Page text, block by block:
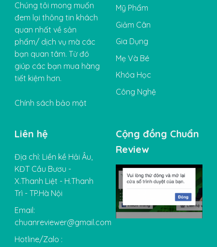
Chúng tôi mong muốn
đem lại thông tin khách
quan nhất về sản
phẩm/ dịch vụ mà các
bạn quan tâm. Từ đó
giúp các bạn mua hàng
tiết kiệm hơn.
Chính sách bảo mật
Mỹ Phẩm
Giảm Cân
Gia Dụng
Mẹ Và Bé
Khóa Học
Công Nghệ
Liên hệ
Địa chỉ: Liền kề Hải Âu,
KĐT Cầu Bươu -
X.Thanh Liệt - H.Thanh
Trì - TP.Hà Nội
Email:
chuanreviewer@gmail.com
Hotline/Zalo :
Cộng đồng Chuẩn
Review